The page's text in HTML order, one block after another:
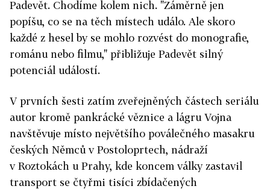
Padevět. Chodíme kolem nich. "Záměrně jen
popíšu, co se na těch místech událo. Ale skoro
každé z hesel by se mohlo rozvést do monografie,
románu nebo filmu," přibližuje Padevět silný
potenciál událostí.
V prvních šesti zatím zveřejněných částech seriálu
autor kromě pankrácké věznice a lágru Vojna
navštěvuje místo největšího poválečného masakru
českých Němců v Postoloprtech, nádraží
v Roztokách u Prahy, kde koncem války zastavil
transport se čtyřmi tisíci zbídačených